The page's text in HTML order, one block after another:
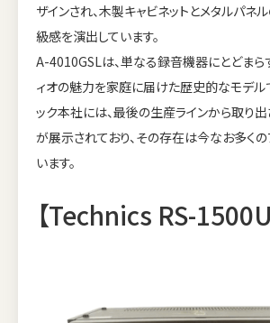
ザインされ、木製キャビネットとメタルパネ
級感を演出しています。
A-4010GSLは、単なる録音機器にとどまら
ィオの魅力を家庭に届けた歴史的なモデル
ック本社には、最後の生産ラインから取り
が展示されており、その存在は今なお多くの
います。
【Technics RS-1500U